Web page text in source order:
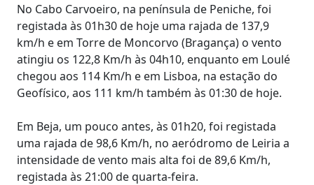
No Cabo Carvoeiro, na península de Peniche, foi
registada às 01h30 de hoje uma rajada de 137,9
km/h e em Torre de Moncorvo (Bragança) o vento
atingiu os 122,8 Km/h às 04h10, enquanto em Loulé
chegou aos 114 Km/h e em Lisboa, na estação do
Geofísico, aos 111 km/h também às 01:30 de hoje.
Em Beja, um pouco antes, às 01h20, foi registada
uma rajada de 98,6 Km/h, no aeródromo de Leiria a
intensidade de vento mais alta foi de 89,6 Km/h,
registada às 21:00 de quarta-feira.